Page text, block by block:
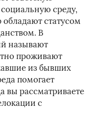
среду,
статусом
В
называют
проживают
из бывших
помогает
вы рассматриваете
с